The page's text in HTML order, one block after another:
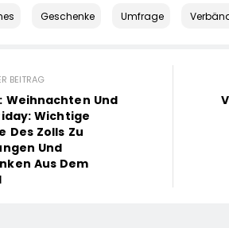
Geschenke Umfrage
BEITRAG
Weihnachten Und
Wichtige
Des Zolls Zu
Und
Aus Dem